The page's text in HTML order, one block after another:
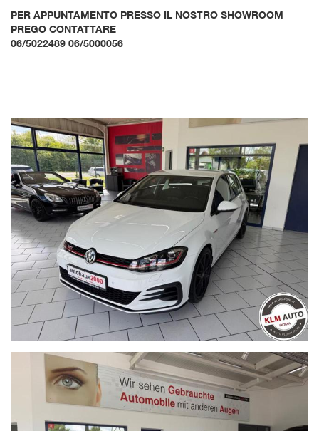
PER APPUNTAMENTO PRESSO IL NOSTRO SHOWROOM
PREGO CONTATTARE
06/5022489 06/5000056